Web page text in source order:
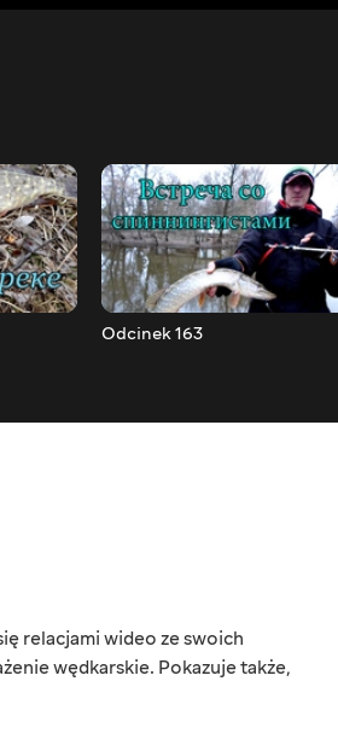
Odcinek 163
relacjami wideo ze swoich
wędkarskie. Pokazuje także,